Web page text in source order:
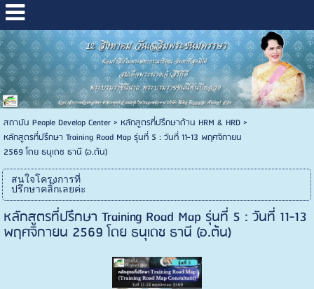
สถาบัน People Develop Center> หลักสูตรที่ปรึกษาด้าน HRM & HRD>
หลักสูตรที่ปรึกษา Training Road Map รุ่นที่ 5 : วันที่ 11-13 พฤศจิกายน
2569 โดย ธนุเดช ธานี (อ.ต้น)
สนใจโครงการที่
ปรึกษาคลิ๊กเลยค่ะ
หลักสูตรที่ปรึกษา Training Road Map รุ่นที่ 5 : วันที่ 11-13
พฤศจิกายน 2569 โดย ธนุเดช ธานี (อ.ต้น)